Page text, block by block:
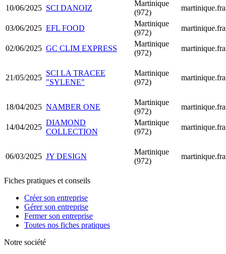
10/06/2025 SCI DANOIZ
Martinique
(972)
03/06/2025 EFL FOOD
Martinique
(972)
02/06/2025 GC CLIM EXPRESS
Martinique
(972)
21/05/2025
SCI LA TRACEE
"SYLENE"
Martinique
(972)
18/04/2025 NAMBER ONE
Martinique
(972)
14/04/2025
DIAMOND
COLLECTION
Martinique
(972)
06/03/2025 JY DESIGN
Martinique
(972)
Fiches pratiques et conseils
Créer son entreprise
Gérer son entreprise
Fermer son entreprise
Toutes nos fiches pratiques
Notre société